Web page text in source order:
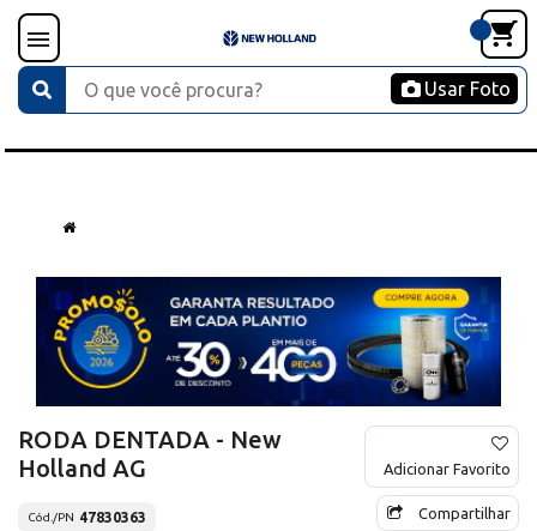
Usar Foto
RODA DENTADA - New
Holland AG
Cód./PN 47830363
Adicionar Favorito
Compartilhar